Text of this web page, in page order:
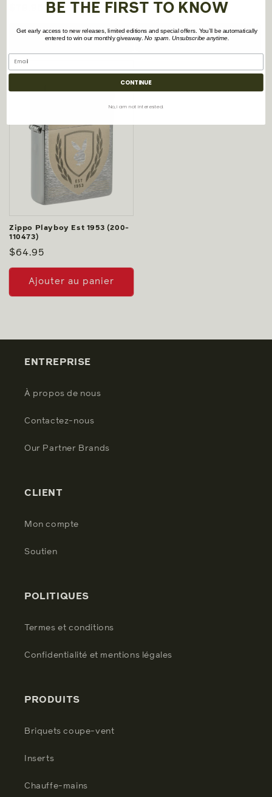
Ajouter au panier
habituel
Ajouter au panier
Zippo Playboy Est 1953 (200-
110473)
Prix
habituel
$64.95
Ajouter au panier
ENTREPRISE
À propos de nous
Contactez-nous
Our Partner Brands
CLIENT
Mon compte
Soutien
POLITIQUES
Termes et conditions
Confidentialité et mentions légales
PRODUITS
Briquets coupe-vent
Inserts
Chauffe-mains
BE THE FIRST TO KNOW
Get early access to new releases, limited editions and special offers. You’ll be automatically
entered to win our monthly giveaway.No spam. Unsubscribe anytime.
CONTINUE
No, i am not interested.